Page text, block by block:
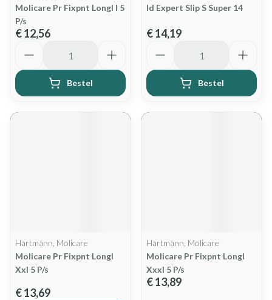
Molicare Pr Fixpnt Longl l 5
P/s
€ 12,56
Bestel
Id Expert Slip S Super 14
€ 14,19
Bestel
Hartmann, Molicare
Molicare Pr Fixpnt Longl
Xxl 5 P/s
€ 13,69
Hartmann, Molicare
Molicare Pr Fixpnt Longl
Xxxl 5 P/s
€ 13,89